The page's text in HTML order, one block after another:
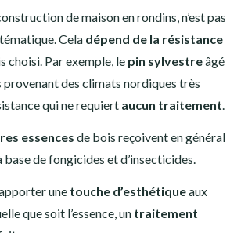
de maison en rondins, n’est pas
Cela dépend de la résistance
choisi. Par exemple, le pin sylvestreâgé
provenant des climats nordiques très
qui ne requiert aucun traitement
essences de bois reçoivent en général
base de fongicides et d’insecticides.
une touche d’esthétiqueaux
que soit l’essence, un traitement